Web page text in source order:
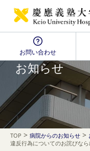
お問い合わせ
NEWS
お知らせ
TOP > 病院からのお知らせ >
違反行為についてのお詫びな